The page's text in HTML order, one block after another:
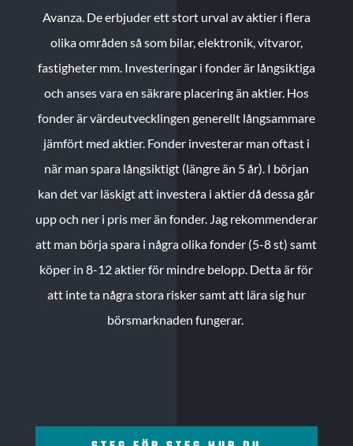
Avanza. De erbjuder ett stort urval av aktier i flera
olika områden så som bilar, elektronik, vitvaror,
fastigheter mm. Investeringar i fonder är långsiktiga
och anses vara en säkrare placering än aktier. Hos
fonder är värdeutvecklingen generellt långsammare
jämfört med aktier. Fonder investerar man oftast i
när man spara långsiktigt (längre än 5 år). I början
kan det var läskigt att investera i aktier då dessa går
upp och ner i pris mer än fonder. Jag rekommenderar
att man börja spara i några olika fonder (5-8 st) samt
köper in 8-12 aktier för mindre belopp. Detta är för
att inte ta några stora risker samt att lära sig hur
börsmarknaden fungerar.